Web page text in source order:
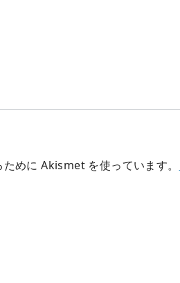
めに Akismet を使っています。